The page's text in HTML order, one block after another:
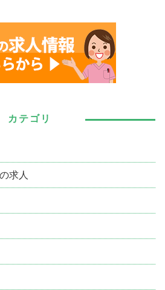
カテゴリ
求人